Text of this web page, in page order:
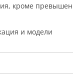
кроме
и модели